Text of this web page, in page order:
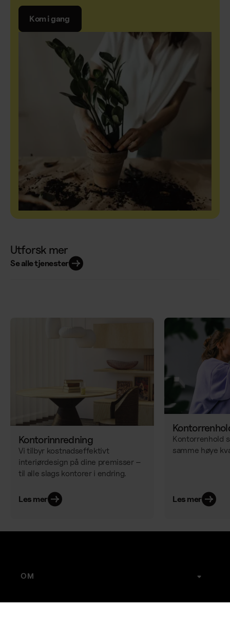
Kom i gang
Utforsk mer
Se alle tjenester
Kontorinnredning
Vi tilbyr kostnadseffektivt
interiørdesign på dine premisser –
til alle slags kontorer i endring.
Les mer
Kontorrenhold
samme høye
Les mer
OM